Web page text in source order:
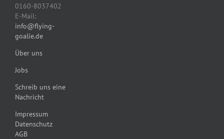
0160-8037402
E-Mail:
info@flying-
goalie.de
Über uns
Jobs
Schreib uns eine
Nachricht
Impressum
Datenschutz
AGB